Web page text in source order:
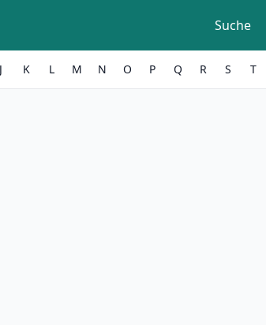
Suche
J K L M N O P Q R S T